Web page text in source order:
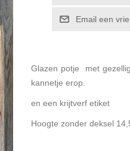
Email een
Glazen potje met
kannetje erop.
en een krijtverf etiket
Hoogte zonder deksel